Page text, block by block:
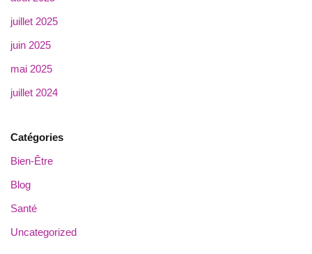
juillet 2025
juin 2025
mai 2025
juillet 2024
Catégories
Bien-Être
Blog
Santé
Uncategorized